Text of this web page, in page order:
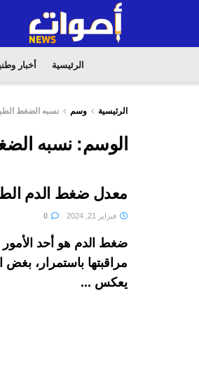
الرئيسية أخبار
الرئيسية وسم نسبه الضغط
الوسم: نسبه
معدل ضغط الدم
فبراير 21, 2024
ضغط الدم هو أحد
مراقبتها باستمرار،
يعكس ...